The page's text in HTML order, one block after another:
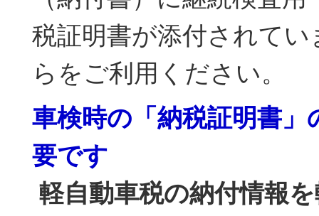
税証明書が添付されて
らをご利用ください。
車検時の「納税証明書」
要です
軽自動車税の納付情報